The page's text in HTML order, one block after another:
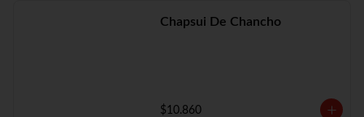
Chapsui De Chancho
$10.860